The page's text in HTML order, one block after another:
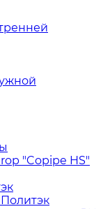
"Copipe HS"